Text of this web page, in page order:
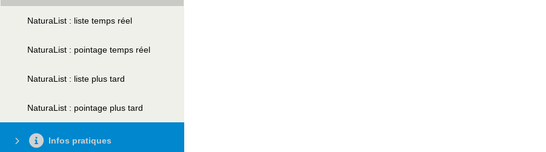
NaturaList : liste temps réel
NaturaList : pointage temps réel
NaturaList : liste plus tard
NaturaList : pointage plus tard
Infos pratiques